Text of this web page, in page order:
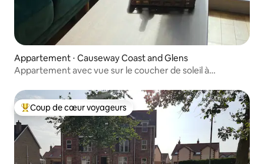
Appartement ⋅ Causeway Coast and Glens
Appartement avec vue sur le coucher de soleil à
Coups de cœur voyageurs les plus appréciés
Coup de cœur voyageurs